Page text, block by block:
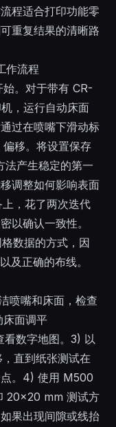
程适合打印功能零
重复结果的清晰路
作流程
。对于带有 CR-
，运行自动床面
过在喷嘴下滑动标
移。将设置保存
产生稳定的第一
调整如何影响表面
，花了两次迭代
以确认一致性。
数据的方式，因
及正确的布线。
喷嘴和床面，检查
床面调平
数字地图。3) 以
直到纸张测试在
。4) 使用 M500
20×20 mm 测试方
果出现间隙或线抬